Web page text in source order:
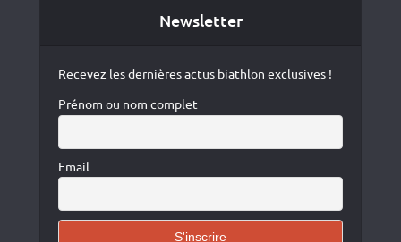
Newsletter
Recevez les dernières actus biathlon exclusives !
Prénom ou nom complet
Email